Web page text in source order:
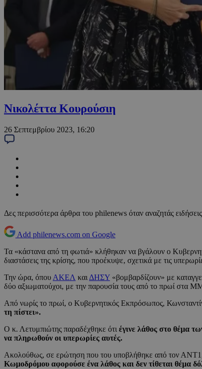
Νικολέττα Κουρούσιη
26 Σεπτεμβρίου 2023, 16:20
Δες περισσότερα άρθρα του philenews όταν αναζητάς
Add philenews.com on Google
Τα «κάστανα από τη φωτιά» κλήθηκαν να βγάλουν ο
διαστάσεις της κρίσης, που προέκυψε, σχετικά με τις
Την ώρα, όπου ΑΚΕΛ και ΔΗΣΥ «βομβαρδίζουν» με
δύο αξιωματούχοι, με την παρουσία τους από το πρωί στα
Από νωρίς το πρωί, ο Κυβερνητικός Εκπρόσωπος,
τη πίστει».
Ο κ. Λετυμπιώτης παραδέχθηκε ότι έγινε λάθος στο θέμα
να πληρωθούν οι υπερωρίες αυτές.
Ακολούθως, σε ερώτηση που του υποβλήθηκε από τον
Κωμοδρόμου αφορούσε ένα λάθος και δεν τίθεται θέμα